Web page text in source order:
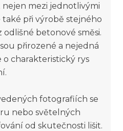
mezi jednotlivými
také při výrobě stejného
betonové směsi.
přirozené a nejedná
o charakteristický rys
fotografiích se
nebo světelných
od skutečnosti lišit.